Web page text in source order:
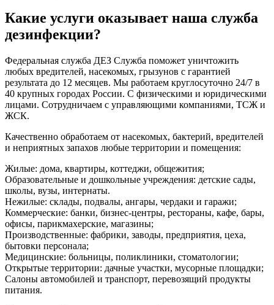
Какие услуги оказывает наша служба
дезинфекции?
Федеральная служба ДЕЗ Служба поможет уничтожить
любых вредителей, насекомых, грызунов с гарантией
результата до 12 месяцев. Мы работаем круглосуточно 24/7 в
40 крупных городах России. С физическими и юридическими
лицами. Сотрудничаем с управляющими компаниями, ТСЖ и
ЖСК.
Качественно обработаем от насекомых, бактерий, вредителей
и неприятных запахов любые территории и помещения:
Жилые: дома, квартиры, коттеджи, общежития;
Образовательные и дошкольные учреждения: детские сады,
школы, вузы, интернаты.
Нежилые: склады, подвалы, ангары, чердаки и гаражи;
Коммерческие: банки, бизнес-центры, рестораны, кафе, бары,
офисы, парикмахерские, магазины;
Производственные: фабрики, заводы, предприятия, цеха,
бытовки персонала;
Медицинские: больницы, поликлиники, стоматологии;
Открытые территории: дачные участки, мусорные площадки;
Салоны автомобилей и транспорт, перевозящий продукты
питания.